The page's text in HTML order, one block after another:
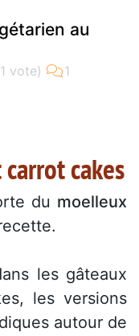
au
cakes
du moelleux
les gâteaux
les versions
autour de